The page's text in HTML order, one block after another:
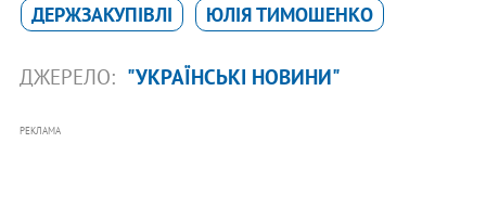
ДЕРЖЗАКУПІВЛІ
ЮЛІЯ ТИМОШЕНКО
ДЖЕРЕЛО: "УКРАЇНСЬКІ НОВИНИ"
РЕКЛАМА